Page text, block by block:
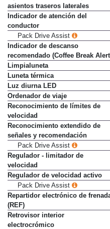
asientos traseros laterales
Indicador de atención del
conductor
Pack Drive Assist
Indicador de descanso
recomendado (Coffee Break
Limpialuneta
Luneta térmica
Luz diurna LED
Ordenador de viaje
Reconocimiento de límites de
velocidad
Reconocimiento extendido de
señales y recomendación
Pack Drive Assist
Regulador - limitador de
velocidad
Regulador de velocidad activo
Pack Drive Assist
Repartidor electrónico de
(REF)
Retrovisor interior
electrocrómico